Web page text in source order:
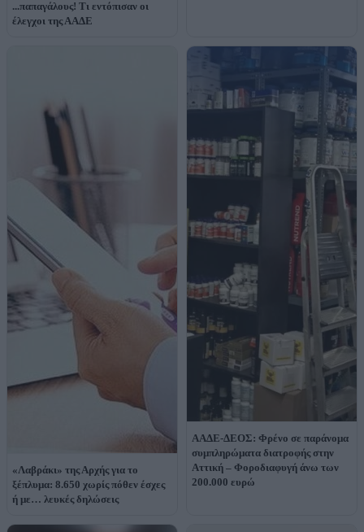
...παπαγάλους! Τι εντόπισαν οι
έλεγχοι της ΑΑΔΕ
«Λαβράκι» της Αρχής για το
ξέπλυμα: 8.650 χωρίς πόθεν έσχες
ή με… λευκές δηλώσεις
ΑΑΔΕ-ΔΕΟΣ: Φρένο σε παράνομα
συμπληρώματα διατροφής στην
Αττική – Φοροδιαφυγή άνω των
200.000 ευρώ